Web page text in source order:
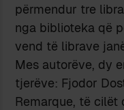
përmendur tre
nga biblioteka që
vend të librave
Mes autorëve, dy
tjerëve: Fjodor
Remarque, të